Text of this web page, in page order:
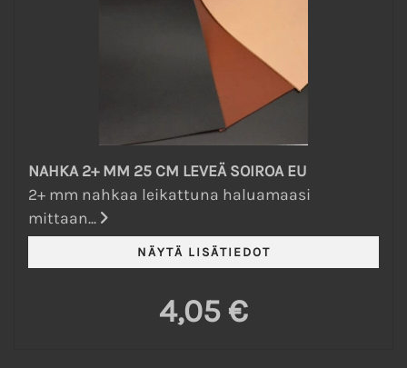
NAHKA 2+ MM 25 CM LEVEÄ SOIROA EU
2+ mm nahkaa leikattuna haluamaasi
mittaan...
4,05 €